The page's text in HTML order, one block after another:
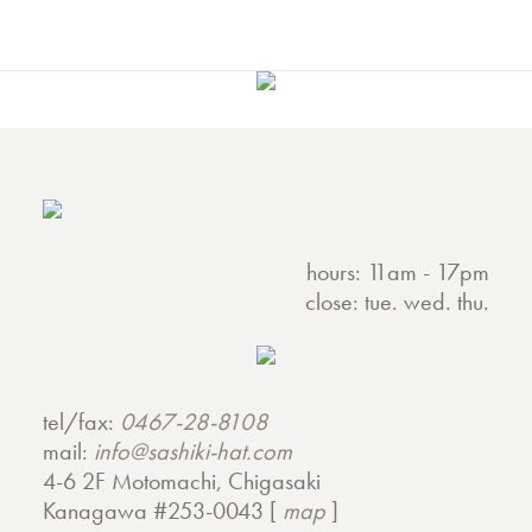
hours: 11am - 17pm
close: tue. wed. thu.
tel/fax: 0467-28-8108
mail: info@sashiki-hat.com
4-6 2F Motomachi, Chigasaki
Kanagawa #253-0043 [ map]